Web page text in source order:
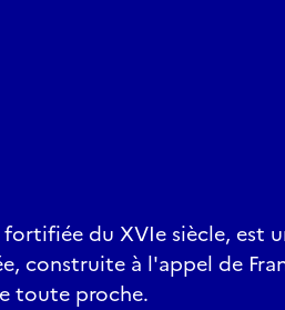
fortifiée du XVIe siècle, est
construite à l'appel de
toute proche.